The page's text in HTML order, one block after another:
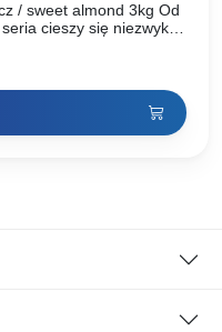
/ sweet almond 3kg Od
cieszy się niezwykłą